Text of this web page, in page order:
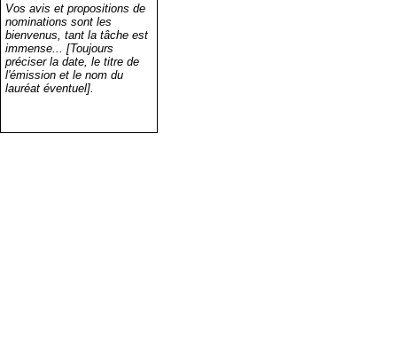
Vos avis et propositions de
nominations sont les
bienvenus, tant la tâche est
immense... [Toujours
préciser la date, le titre de
l'émission et le nom du
lauréat éventuel].